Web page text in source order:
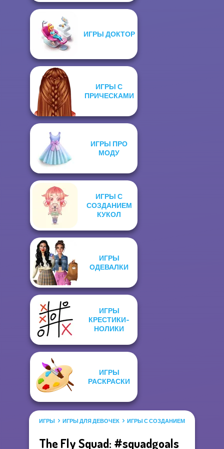
ИГРЫ ДОКТОР
ИГРЫ С
ПРИЧЕСКАМИ
ИГРЫ ПРО
МОДУ
ИГРЫ С
СОЗДАНИЕМ
КУКОЛ
ИГРЫ
ОДЕВАЛКИ
ИГРЫ
КРЕСТИКИ-
НОЛИКИ
ИГРЫ
РАСКРАСКИ
ИГРЫ ИГРЫ ДЛЯ ДЕВОЧЕК ИГРЫ С СОЗДАНИЕМ КУКОЛ
The Fly Squad: #squadgoals